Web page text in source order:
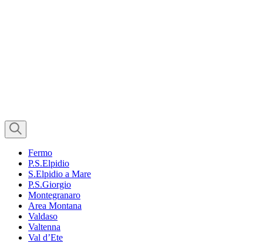
Fermo
P.S.Elpidio
S.Elpidio a Mare
P.S.Giorgio
Montegranaro
Area Montana
Valdaso
Valtenna
Val d’Ete